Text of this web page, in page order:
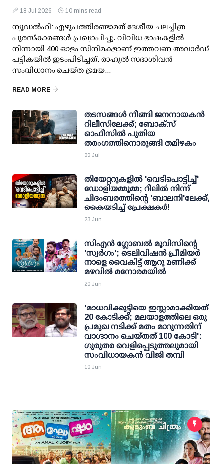
18 Jul 2026 10 mins read
ന്യൂഡൽഹി: ‌എഴുപത്തിരണ്ടാമത് ദേശീയ ചലച്ചിത്ര
പുരസ്കാരങ്ങൾ പ്രഖ്യാപിച്ചു. വിവിധ ഭാഷകളിൽ
നിന്നായി 400 ഓളം സിനിമകളാണ് ഇത്തവണ അവാർഡ്
പട്ടികയിൽ ഇടംപിടിച്ചത്. രാഹുൽ സദാശിവൻ
സംവിധാനം ചെയ്ത ഭ്രമയ...
READ MORE
തടസങ്ങള്‍ നീങ്ങി ജനനായകന്‍
റിലീസിലേക്ക്; ബോക്‌സ്
ഓഫീസില്‍ പുതിയ
തരംഗത്തിനൊരുങ്ങി തമിഴകം
09 Jul
തിയേറ്ററുകളിൽ 'വെടിപൊട്ടിച്ച്'
ഡോളിയമ്മൂമ്മ; റീലിൽ നിന്ന്
ചിദംബരത്തിന്റെ 'ബാലനി'ലേക്ക്,
കൈയടിച്ച് പ്രേക്ഷകർ!
23 Jun
സിഎൻ ​ഗ്ലോബൽ മൂവിസിന്റെ
'സ്വർ​ഗം'; ടെലിവിഷൻ പ്രീമിയർ
നാളെ വൈകിട്ട് ആറു മണിക്ക്
മഴവിൽ മനോരമയിൽ
20 Jun
'മാധവിക്കുട്ടിയെ ഇസ്ലാമാക്കിയത്
20 കോടിക്ക്; മലയാളത്തിലെ ഒരു
പ്രമുഖ നടിക്ക് മതം മാറുന്നതിന്
വാഗ്ദാനം ചെയ്തത് 100 കോടി':
ഗുരുതര വെളിപ്പെടുത്തലുമായി
സംവിധായകന്‍ വിജി തമ്പി
10 Jun